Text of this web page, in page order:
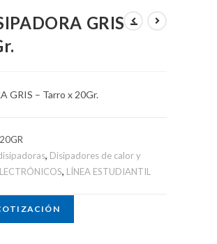
GRIS –
GRIS – Tarro x 20Gr.
, Disipadores de calor y
, LÍNEA ESTUDIANTIL